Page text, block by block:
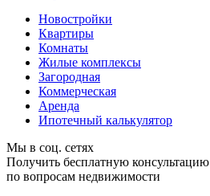
Новостройки
Квартиры
Комнаты
Жилые комплексы
Загородная
Коммерческая
Аренда
Ипотечный калькулятор
Мы в соц. сетях
Получить бесплатную консультацию
по вопросам недвижимости